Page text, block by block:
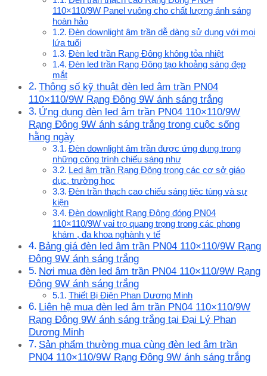
110×110/9W Panel vuông cho chất lượng ánh sáng
hoàn hảo
Đèn downlight âm trần dễ dàng sử dụng với mọi
lứa tuổi
Đèn led trần Rạng Đông không tỏa nhiệt
Đèn led trần Rạng Đông tạo khoảng sáng đẹp
mắt
Thông số kỹ thuật đèn led âm trần PN04
110×110/9W Rạng Đông 9W ánh sáng trắng
Ứng dụng đèn led âm trần PN04 110×110/9W
Rạng Đông 9W ánh sáng trắng trong cuộc sống
hằng ngày
Đèn downlight âm trần được ứng dụng trong
những công trình chiếu sáng như
Led âm trần Rạng Đông trong các cơ sở giáo
dục, trường học
Đèn trần thạch cao chiếu sáng tiệc tùng và sự
kiện
Đèn downlight Rạng Đông đóng PN04
110×110/9W vai trọ quang trọng trong các phong
khám , đa khoa nghành y tế
Bảng giá đèn led âm trần PN04 110×110/9W Rạng
Đông 9W ánh sáng trắng
Nơi mua đèn led âm trần PN04 110×110/9W Rạng
Đông 9W ánh sáng trắng
Thiết Bị Điện Phan Dương Minh
Liên hệ mua đèn led âm trần PN04 110×110/9W
Rạng Đông 9W ánh sáng trắng tại Đại Lý Phan
Dương Minh
Sản phẩm thường mua cùng đèn led âm trần
PN04 110×110/9W Rạng Đông 9W ánh sáng trắng